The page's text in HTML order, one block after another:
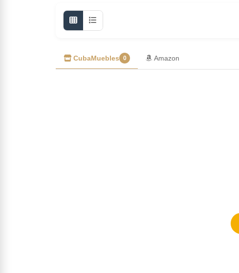
CubaMuebles 0 Amazon